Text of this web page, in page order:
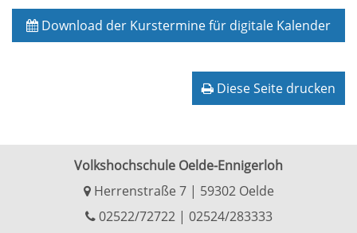
Download der Kurstermine für digitale Kalender
Diese Seite drucken
Volkshochschule Oelde-Ennigerloh
Herrenstraße 7 | 59302 Oelde
02522/72722| 02524/283333